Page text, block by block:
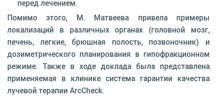
перед лечением.
Помимо этого, М. Матвеева привела примеры
локализаций в различных органах (головной мозг,
печень, легкие, брюшная полость, позвоночник) и
дозиметрического планирования в гипофракционном
режиме. Также в ходе доклада была представлена
применяемая в клинике система гарантии качества
лучевой терапии ArcCheck.